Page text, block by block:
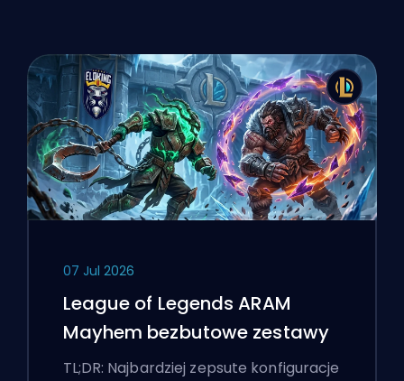
07 Jul 2026
League of Legends ARAM
Mayhem bezbutowe zestawy
TL;DR: Najbardziej zepsute konfiguracje